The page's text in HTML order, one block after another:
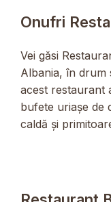
Onufri
Vei găsi
Albania, în drum
acest restaurant
bufete uriașe de
caldă și